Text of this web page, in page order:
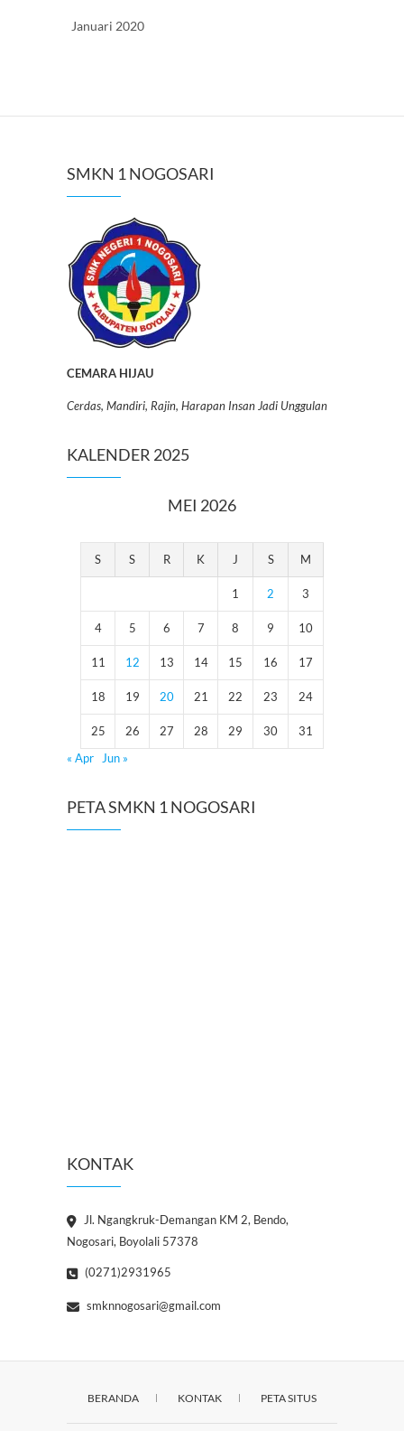
Januari 2020
SMKN 1 NOGOSARI
CEMARA HIJAU
Cerdas, Mandiri, Rajin, Harapan Insan Jadi Unggulan
KALENDER 2025
MEI 2026
S S R K J S M
1 2 3
4 5 6 7 8 9 10
11 12 13 14 15 16 17
18 19 20 21 22 23 24
25 26 27 28 29 30
31
« Apr
Jun »
PETA SMKN 1 NOGOSARI
KONTAK
Jl. Ngangkruk-Demangan KM 2, Bendo,
Nogosari, Boyolali 57378
(0271)2931965
smknnogosari@gmail.com
BERANDA KONTAK PETA SITUS